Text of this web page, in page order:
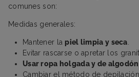
comunes son:
Medidas generales:
Mantener lapiel limpia y seca
Evitar rascarse o apretar los
Usar ropa holgada y de algodón
Cambiar el método de